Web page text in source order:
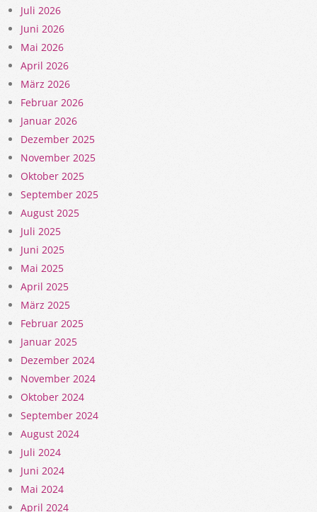
Juli 2026
Juni 2026
Mai 2026
April 2026
März 2026
Februar 2026
Januar 2026
Dezember 2025
November 2025
Oktober 2025
September 2025
August 2025
Juli 2025
Juni 2025
Mai 2025
April 2025
März 2025
Februar 2025
Januar 2025
Dezember 2024
November 2024
Oktober 2024
September 2024
August 2024
Juli 2024
Juni 2024
Mai 2024
April 2024